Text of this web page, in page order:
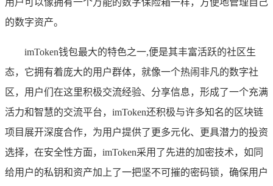
的数字资产。
imToken钱包最大的特色之一,便是其丰富活跃的社区生
态，它拥有着庞大的用户群体，就像一个热闹非凡的数字社
区，用户们在这里积极交流经验、分享信息，形成了一个充满
活力和智慧的交流平台，imToken还积极与许多知名的区块链
项目展开深度合作，为用户提供了更多元化、更具潜力的投资
选择，在安全性方面，imToken采用了先进的加密技术，如同
给用户的私钥和资产加上了一把坚不可摧的密码锁，确保用户